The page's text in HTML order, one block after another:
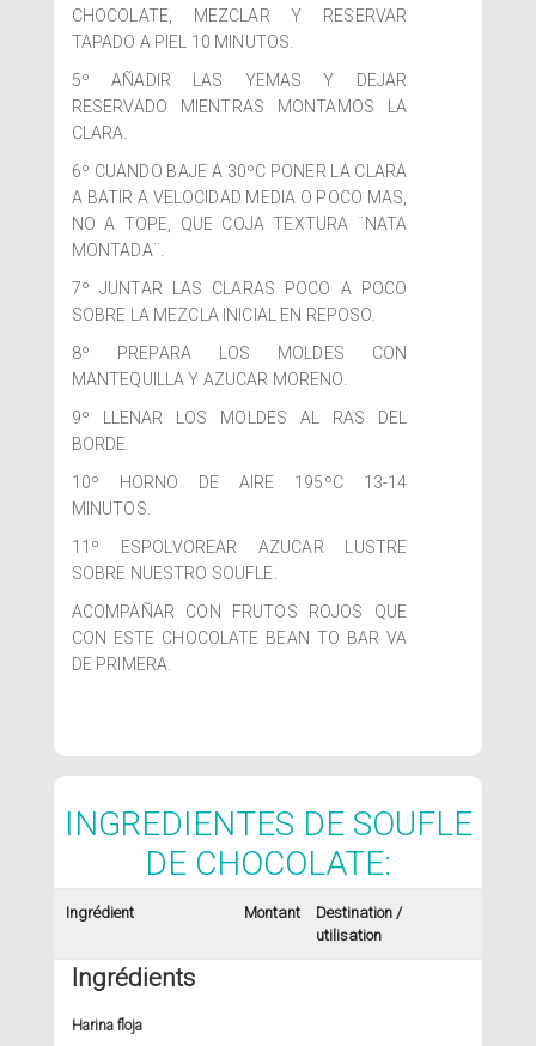
CHOCOLATE, MEZCLAR Y RESERVAR
TAPADO A PIEL 10 MINUTOS.
5º AÑADIR LAS YEMAS Y DEJAR
RESERVADO MIENTRAS MONTAMOS LA
CLARA.
6º CUANDO BAJE A 30ºC PONER LA CLARA
A BATIR A VELOCIDAD MEDIA O POCO MAS,
NO A TOPE, QUE COJA TEXTURA ¨NATA
MONTADA¨.
7º JUNTAR LAS CLARAS POCO A POCO
SOBRE LA MEZCLA INICIAL EN REPOSO.
8º PREPARA LOS MOLDES CON
MANTEQUILLA Y AZUCAR MORENO.
9º LLENAR LOS MOLDES AL RAS DEL
BORDE.
10º HORNO DE AIRE 195ºC 13-14
MINUTOS.
11º ESPOLVOREAR AZUCAR LUSTRE
SOBRE NUESTRO SOUFLE.
ACOMPAÑAR CON FRUTOS ROJOS QUE
CON ESTE CHOCOLATE BEAN TO BAR VA
DE PRIMERA.
INGREDIENTES DE SOUFLE
DE CHOCOLATE:
Ingrédient Montant
Destination /
utilisation
Ingrédients
Harina floja